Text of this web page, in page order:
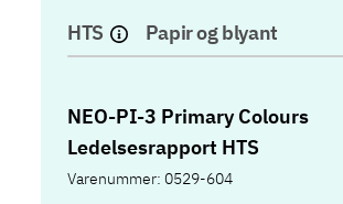
HTS Papir og blyant
NEO-PI-3 Primary Colours
Ledelsesrapport HTS
Varenummer: 0529-604